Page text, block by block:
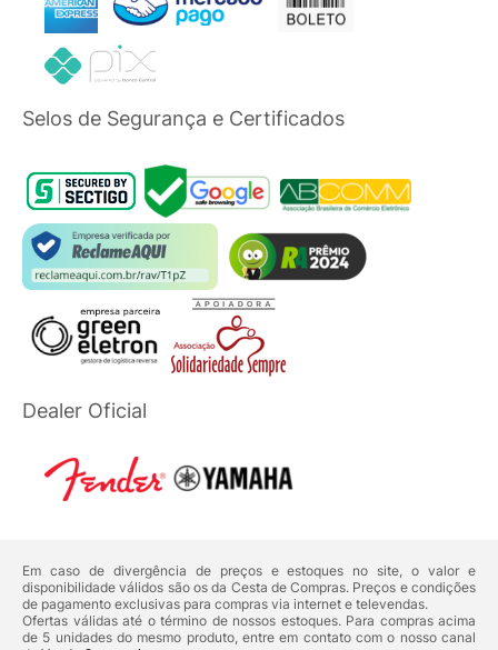
Selos de Segurança e Certificados
Dealer Oficial
Em caso de divergência de preços e estoques no site, o valor e
disponibilidade válidos são os da Cesta de Compras. Preços e condições
de pagamento exclusivas para compras via internet e televendas.
Ofertas válidas até o término de nossos estoques. Para compras acima
de 5 unidades do mesmo produto, entre em contato com o nosso canal